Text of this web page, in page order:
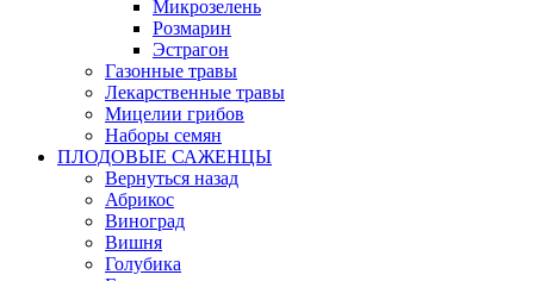
Микрозелень
Розмарин
Эстрагон
Газонные травы
Лекарственные травы
Мицелии грибов
Наборы семян
ПЛОДОВЫЕ САЖЕНЦЫ
Вернуться назад
Абрикос
Виноград
Вишня
Голубика